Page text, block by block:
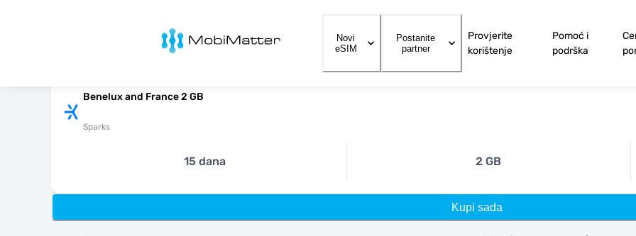
MobiMatter
Novi
eSIM
Postanite
partner
Provjerite
korištenje
Pomoć i
podrška
Benelux and France 2 GB
Sparks
15 dana 2 GB
Kupi sada